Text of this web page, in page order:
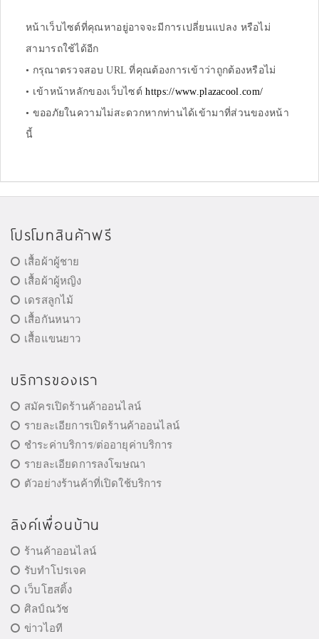
หน้าเว็บไซต์ที่คุณหาอยู่อาจจะมีการเปลี่ยนแปลง หรือไม่
สามารถใช้ได้อีก
• กรุณาตรวจสอบ URL ที่คุณต้องการเข้าว่าถูกต้องหรือไม่
• เข้าหน้าหลักของเว็บไซต์https://www.plazacool.com/
• ขออภัยในความไม่สะดวกหากท่านได้เข้ามาที่ส่วนของหน้า
นี้
โปรโมทสินค้าฟรี
เสื้อผ้าผู้ชาย
เสื้อผ้าผู้หญิง
เดรสลูกไม้
เสื้อกันหนาว
เสื้อแขนยาว
บริการของเรา
สมัครเปิดร้านค้าออนไลน์
รายละเอียการเปิดร้านค้าออนไลน์
ชำระค่าบริการ/ต่ออายุค่าบริการ
รายละเอียดการลงโฆษณา
ตัวอย่างร้านค้าที่เปิดใช้บริการ
ลิงค์เพื่อนบ้าน
ร้านค้าออนไลน์
รับทำโปรเจค
เว็บโฮสติ้ง
ศิลป์ณวัช
ข่าวไอที